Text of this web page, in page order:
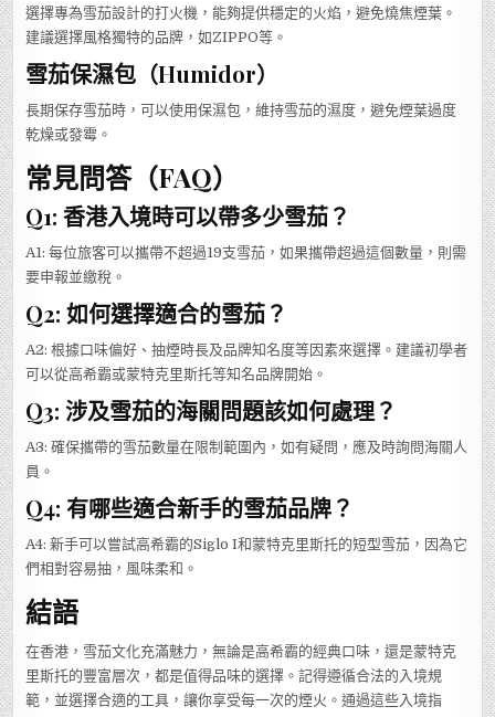
選擇專為雪茄設計的打火機，能夠提供穩定的火焰，避免燒焦煙葉。
建議選擇風格獨特的品牌，如ZIPPO等。
雪茄保濕包（Humidor）
長期保存雪茄時，可以使用保濕包，維持雪茄的濕度，避免煙葉過度
乾燥或發霉。
常見問答（FAQ）
Q1: 香港入境時可以帶多少雪茄？
A1: 每位旅客可以攜帶不超過19支雪茄，如果攜帶超過這個數量，則需
要申報並繳稅。
Q2: 如何選擇適合的雪茄？
A2: 根據口味偏好、抽煙時長及品牌知名度等因素來選擇。建議初學者
可以從高希霸或蒙特克里斯托等知名品牌開始。
Q3: 涉及雪茄的海關問題該如何處理？
A3: 確保攜帶的雪茄數量在限制範圍內，如有疑問，應及時詢問海關人
員。
Q4: 有哪些適合新手的雪茄品牌？
A4: 新手可以嘗試高希霸的Siglo I和蒙特克里斯托的短型雪茄，因為它
們相對容易抽，風味柔和。
結語
在香港，雪茄文化充滿魅力，無論是高希霸的經典口味，還是蒙特克
里斯托的豐富層次，都是值得品味的選擇。記得遵循合法的入境規
範，並選擇合適的工具，讓你享受每一次的煙火。通過這些入境指